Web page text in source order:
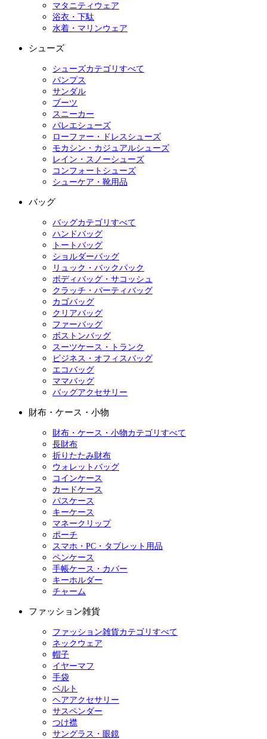
マタニティウェア
浴衣・下駄
水着・マリンウェア
シューズ
シューズカテゴリすべて
パンプス
サンダル
ブーツ
スニーカー
バレエシューズ
ローファー・ドレスシューズ
モカシン・カジュアルシューズ
レイン・スノーシューズ
コンフォートシューズ
シューケア・靴用品
バッグ
バッグカテゴリすべて
ハンドバッグ
トートバッグ
ショルダーバッグ
リュック・バックパック
ボディバッグ・サコッシュ
クラッチ・パーティバッグ
カゴバッグ
クリアバッグ
ファーバッグ
ボストンバッグ
スーツケース・トランク
ビジネス・オフィスバッグ
エコバッグ
ママバッグ
バッグアクセサリー
財布・ケース・小物
財布・ケース・小物カテゴリすべて
長財布
折りたたみ財布
ウォレットバッグ
コインケース
カードケース
パスケース
キーケース
マネークリップ
ポーチ
スマホ・PC・タブレット用品
ペンケース
手帳ケース・カバー
キーホルダー
チャーム
ファッション雑貨
ファッション雑貨カテゴリすべて
ネックウェア
帽子
イヤーマフ
手袋
ベルト
ヘアアクセサリー
サスペンダー
つけ襟
サングラス・眼鏡